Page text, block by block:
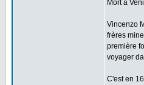
Mort à
Vincenzo
frères
première
voyager
C'est en